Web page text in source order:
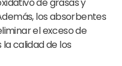
los absorbentes
el exceso de
calidad de los